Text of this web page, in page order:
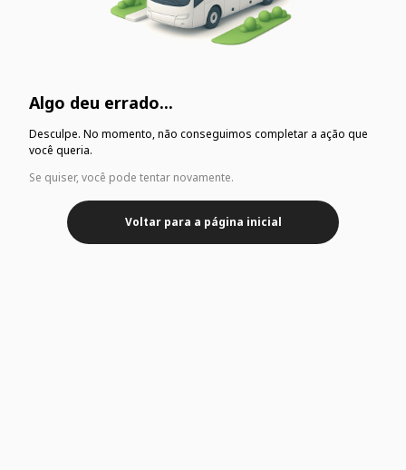
Algo deu errado...
Desculpe. No momento, não conseguimos completar a ação que
você queria.
Se quiser, você pode tentar novamente.
Voltar para a página inicial